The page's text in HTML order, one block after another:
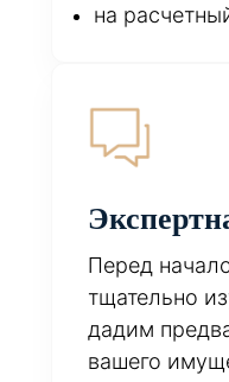
на
Перед
тщательно
дадим
вашего